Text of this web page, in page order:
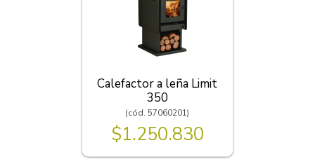
Calefactor a leña Limit
350
(cód. 57060201)
$1.250.830